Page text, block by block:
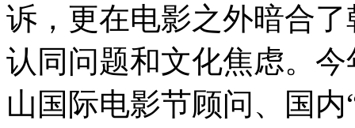
诉，更在电影之外暗合
认同问题和文化焦虑。
山国际电影节顾问、国